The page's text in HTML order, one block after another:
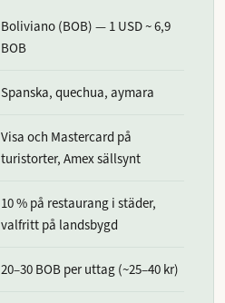
Boliviano (BOB) — 1 USD ~ 6,9
BOB
Spanska, quechua, aymara
Visa och Mastercard på
turistorter, Amex sällsynt
10 % på restaurang i städer,
valfritt på landsbygd
20–30 BOB per uttag (~25–40 kr)